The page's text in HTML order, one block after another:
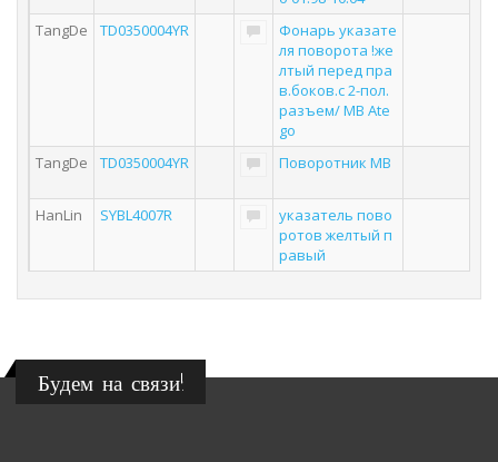
TangDe
TD0350004YR
Фонарь указате
ля поворота !же
лтый перед пра
в.боков.с 2-пол.
разъем/ MB Ate
go
TangDe
TD0350004YR Поворотник MB
HanLin SYBL4007R
указатель пово
ротов желтый п
равый
Будем на связи!